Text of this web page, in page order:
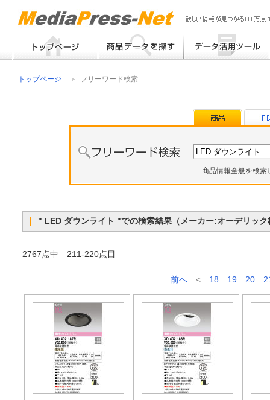
メーカー別検索
トップページ フリーワード検索
商品情報全般を検索
" LED ダウンライト "での検索結果（メーカー:オーデリ
2767点中 211-220点目
前へ < 18 19 20